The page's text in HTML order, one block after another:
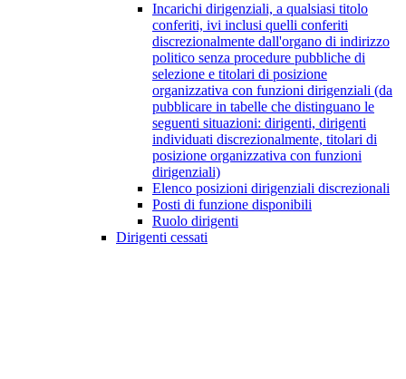
Incarichi dirigenziali, a qualsiasi titolo
conferiti, ivi inclusi quelli conferiti
discrezionalmente dall'organo di indirizzo
politico senza procedure pubbliche di
selezione e titolari di posizione
organizzativa con funzioni dirigenziali (da
pubblicare in tabelle che distinguano le
seguenti situazioni: dirigenti, dirigenti
individuati discrezionalmente, titolari di
posizione organizzativa con funzioni
dirigenziali)
Elenco posizioni dirigenziali discrezionali
Posti di funzione disponibili
Ruolo dirigenti
Dirigenti cessati